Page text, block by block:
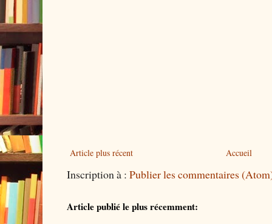
Article plus récent Accueil
Inscription à : Publier les commentaires
Article publié le plus récemment: